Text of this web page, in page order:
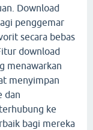
Download
penggemar
secara bebas
download
menawarkan
menyimpan
dan
ke
bagi mereka